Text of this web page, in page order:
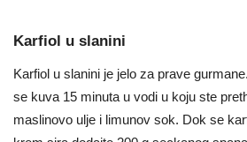
Karfiol u slanini
Karfiol u slanini je jelo za prave
se kuva 15 minuta u vodi u koju ste
maslinovo ulje i limunov sok. Dok se